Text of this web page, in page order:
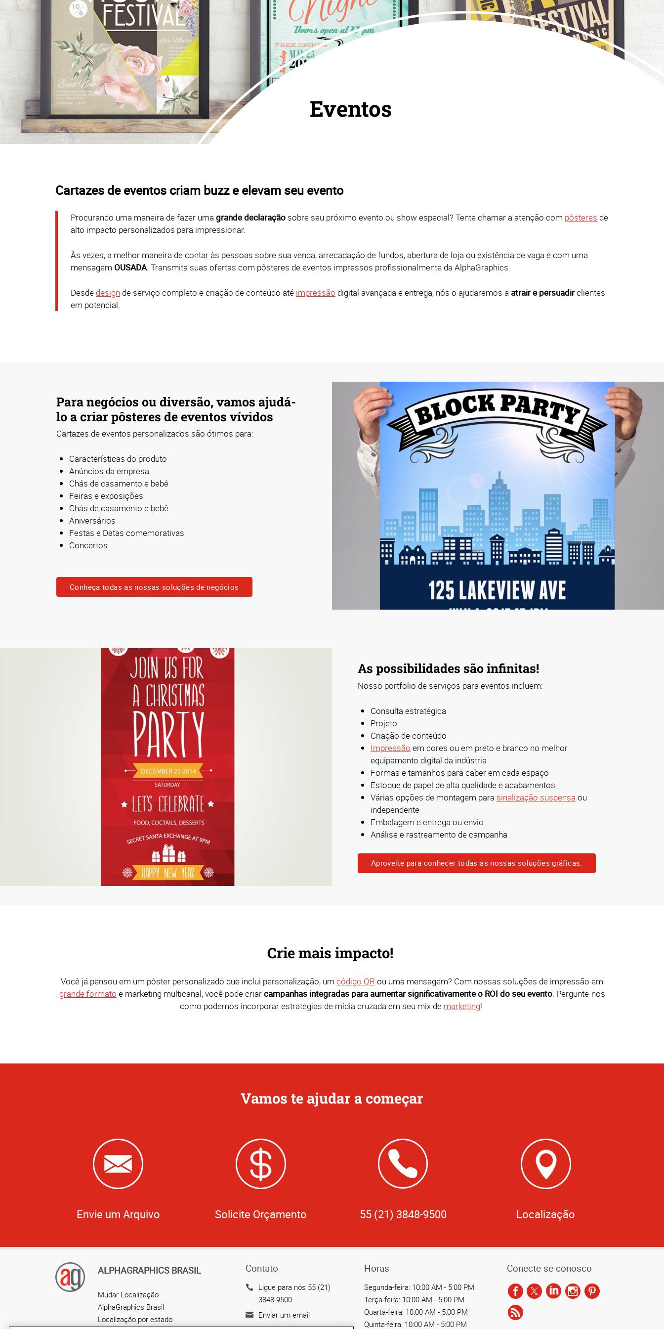
Eventos
Cartazes de eventos criam buzz e elevam seu evento
Procurando uma maneira de fazer uma grande declaração sobre seu próximo evento ou show especial? Tente chamar a atenção com pôsteres de
alto impacto personalizados para impressionar.
Às vezes, a melhor maneira de contar às pessoas sobre sua venda, arrecadação de fundos, abertura de loja ou existência de vaga é com uma
mensagem OUSADA. Transmita suas ofertas com pôsteres de eventos impressos profissionalmente da AlphaGraphics.
Desde design de serviço completo e criação de conteúdo até impressão digital avançada e entrega, nós o ajudaremos a atrair e persuadirclientes
em potencial.
Para negócios ou diversão, vamos ajudá-
lo a criar pôsteres de eventos vívidos
Cartazes de eventos personalizados são ótimos para:
Características do produto
Anúncios da empresa
Chás de casamento e bebê
Feiras e exposições
Chás de casamento e bebê
Aniversários
Festas e Datas comemorativas
Concertos
Conheça todas as nossas soluções de negócios
As possibilidades são infinitas!
Nosso portfolio de serviços para eventos incluem:
Consulta estratégica
Projeto
Criação de conteúdo
Impressão em cores ou em preto e branco no melhor
equipamento digital da indústria
Formas e tamanhos para caber em cada espaço
Estoque de papel de alta qualidade e acabamentos
Várias opções de montagem para sinalização suspensa ou
independente
Embalagem e entrega ou envio
Análise e rastreamento de campanha
Aproveite para conhecer todas as nossas soluções gráficas.
Crie mais impacto!
Você já pensou em um pôster personalizado que inclui personalização, um código QR ou uma mensagem? Com nossas soluções de impressão em
grande formato e marketing multicanal, você pode criarcampanhas integradas para aumentar significativamente o ROI do seu evento. Pergunte-nos
como podemos incorporar estratégias de mídia cruzada em seu mix de marketing!
Vamos te ajudar a começar
Envie um Arquivo Solicite Orçamento 55 (21) 3848-9500 Localização
ALPHAGRAPHICS BRASIL
Mudar Localização
AlphaGraphics Brasil
Localização por estado
Contato
Ligue para nós 55 (21)
3848-9500
Enviar um email
Horas
Segunda-feira: 10:00 AM - 5:00 PM
Terça-feira: 10:00 AM - 5:00 PM
Quarta-feira: 10:00 AM - 5:00 PM
Quinta-feira: 10:00 AM - 5:00 PM
Conecte-se conosco